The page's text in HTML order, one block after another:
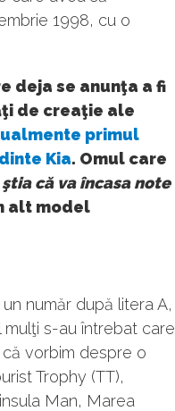
1998, cu o
deja se anunţa a fi
de creaţie ale
primul
Kia. Omul care
că va încasa note
alt model
număr după litera A,
s-au întrebat care
vorbim despre o
Trophy (TT),
Man, Marea